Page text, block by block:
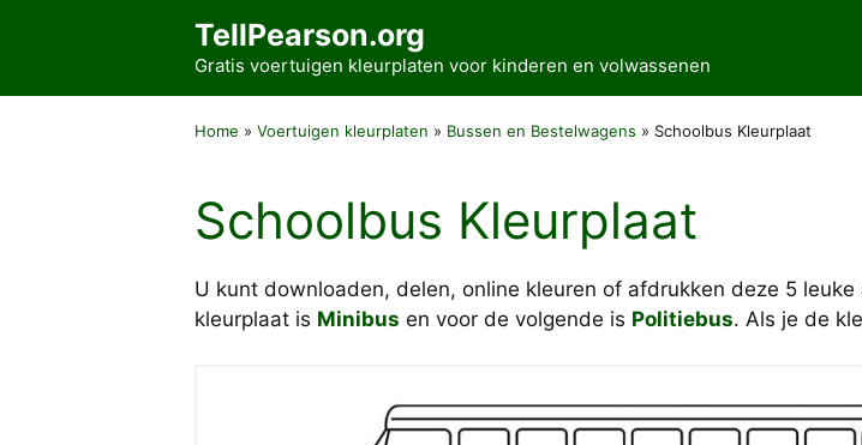
inhoud
TellPearson.org
Gratis voertuigen kleurplaten voor kinderen en volwassenen
Home » Voertuigen kleurplaten » Bussen en Bestelwagens » Schoolbus Kleurplaat
Schoolbus Kleurplaat
U kunt downloaden, delen, online kleuren of afdrukken deze 5
kleurplaat is Minibus en voor de volgende is Politiebus. Als je de